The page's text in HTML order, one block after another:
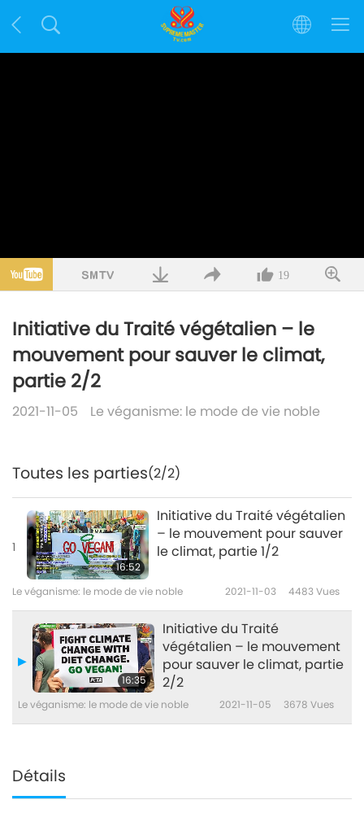
19
Initiative du Traité végétalien – le
mouvement pour sauver le climat,
partie 2/2
2021-11-05 Le véganisme: le mode de vie noble
Toutes les parties(2/2)
1
16:52
Initiative du Traité végétalien
– le mouvement pour sauver
le climat, partie 1/2
Le véganisme: le mode de vie noble 2021-11-03 4483Vues
16:35
Initiative du Traité
végétalien – le mouvement
pour sauver le climat, partie
2/2
Le véganisme: le mode de vie noble 2021-11-05 3678 Vues
Détails